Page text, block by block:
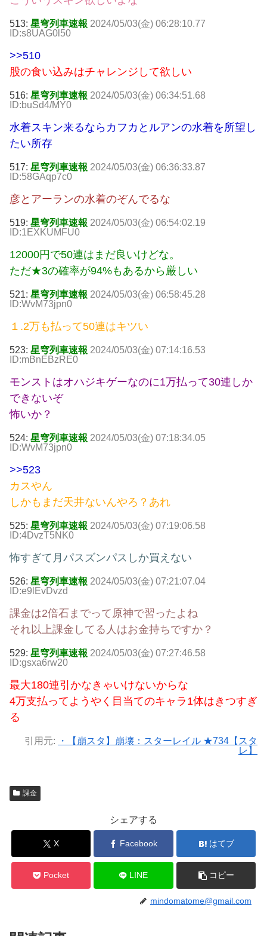
513: 星穹列車速報 2024/05/03(金) 06:28:10.77
ID:s8UAG0l50
>>510
股の食い込みはチャレンジして欲しい
516: 星穹列車速報 2024/05/03(金) 06:34:51.68
ID:buSd4/MY0
水着スキン来るならカフカとルアンの水着を所望し
たい所存
517: 星穹列車速報 2024/05/03(金) 06:36:33.87
ID:58GAqp7c0
彦とアーランの水着のぞんでるな
519: 星穹列車速報 2024/05/03(金) 06:54:02.19
ID:1EXKUMFU0
12000円で50連はまだ良いけどな。
ただ★3の確率が94%もあるから厳しい
521: 星穹列車速報 2024/05/03(金) 06:58:45.28
ID:WvM73jpn0
１.2万も払って50連はキツい
523: 星穹列車速報 2024/05/03(金) 07:14:16.53
ID:mBnEBzRE0
モンストはオハジキゲーなのに1万払って30連しか
できないぞ
怖いか？
524: 星穹列車速報 2024/05/03(金) 07:18:34.05
ID:WvM73jpn0
>>523
カスやん
しかもまだ天井ないんやろ？あれ
525: 星穹列車速報 2024/05/03(金) 07:19:06.58
ID:4DvzT5NK0
怖すぎて月パスズンパスしか買えない
526: 星穹列車速報 2024/05/03(金) 07:21:07.04
ID:e9lEvDvzd
課金は2倍石までって原神で習ったよね
それ以上課金してる人はお金持ちですか？
529: 星穹列車速報 2024/05/03(金) 07:27:46.58
ID:gsxa6rw20
最大180連引かなきゃいけないからな
4万支払ってようやく目当てのキャラ1体はきつすぎ
る
引用元:
・【崩スタ】崩壊：スターレイル ★734【スタ
レ】
課金
シェアする
X Facebook はてブ
Pocket LINE コピー
mindomatome@gmail.com